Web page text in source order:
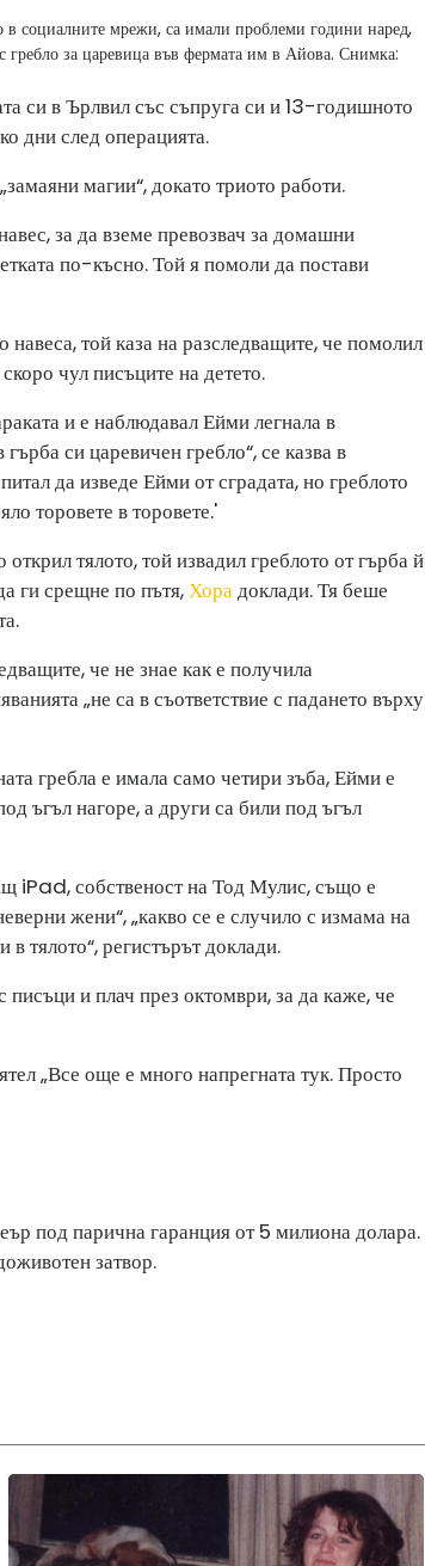
социалните мрежи, са имали проблеми години наред,
за царевица във фермата им в Айова. Снимка:
си в Ърлвил със съпруга си и 13-годишното
дни след операцията.
магии“, докато триото работи.
за да вземе превозвач за домашни
по-късно. Той я помоли да постави
той каза на разследващите, че помолил
чул писъците на детето.
и е наблюдавал Ейми легнала в
си царевичен гребло“, се казва в
да изведе Ейми от сградата, но греблото
торовете в торовете.'
тялото, той извадил греблото от гърба й
ги срещне по пътя,Хорадоклади. Тя беше
че не знае как е получила
„не са в съответствие с падането върху
гребла е имала само четири зъба, Ейми е
ъгъл нагоре, а други са били под ъгъл
iPad, собственост на Тод Мулис, също е
жени“, „какво се е случило с измама на
тялото“, регистърът доклади.
и плач през октомври, за да каже, че
„Все още е много напрегната тук. Просто
под парична гаранция от 5 милиона долара.
затвор.